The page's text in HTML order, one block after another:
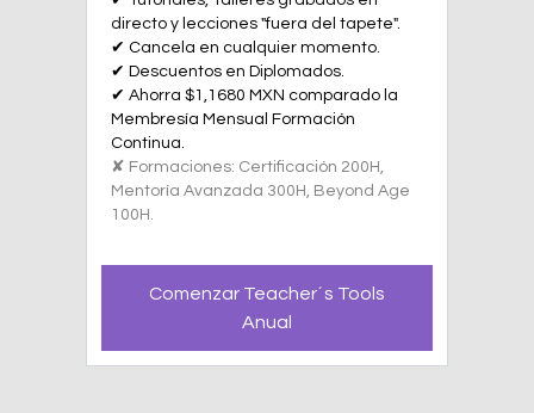
directo y lecciones "fuera del tapete".
✔ Cancela en cualquier momento.
✔ Descuentos en Diplomados.
✔ Ahorra $1,1680 MXN comparado la
Membresía Mensual Formación
Continua.
✘ Formaciones: Certificación 200H,
Mentoría Avanzada 300H, Beyond Age
100H.
Comenzar Teacher´s Tools
Anual